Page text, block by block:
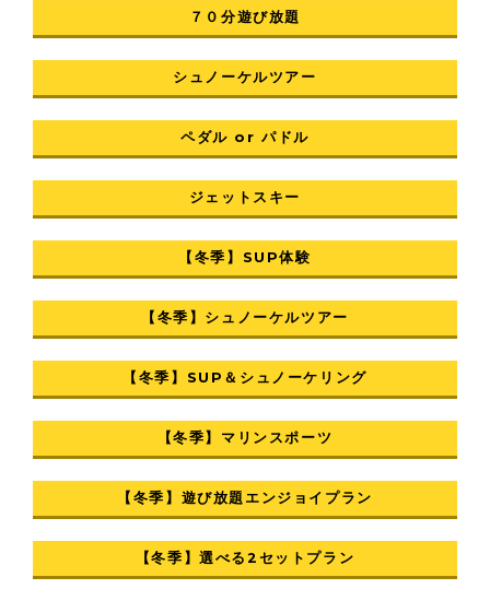
７０分遊び放題
シュノーケルツアー
ペダル or パドル
ジェットスキー
【冬季】SUP体験
【冬季】シュノーケルツアー
【冬季】SUP＆シュノーケリング
【冬季】マリンスポーツ
【冬季】遊び放題エンジョイプラン
【冬季】選べる2セットプラン